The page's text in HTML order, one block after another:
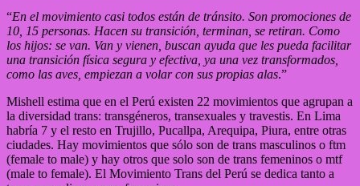
“En el movimiento casi todos están de tránsito. Son promociones de
10, 15 personas. Hacen su transición, terminan, se retiran. Como
los hijos: se van. Van y vienen, buscan ayuda que les pueda facilitar
una transición física segura y efectiva, ya una vez transformados,
como las aves, empiezan a volar con sus propias alas.”
Mishell estima que en el Perú existen 22 movimientos que agrupan a
la diversidad trans: transgéneros, transexuales y travestis. En Lima
habría 7 y el resto en Trujillo, Pucallpa, Arequipa, Piura, entre otras
ciudades. Hay movimientos que sólo son de trans masculinos o ftm
(female to male) y hay otros que solo son de trans femeninos o mtf
(male to female). El Movimiento Trans del Perú se dedica tanto a